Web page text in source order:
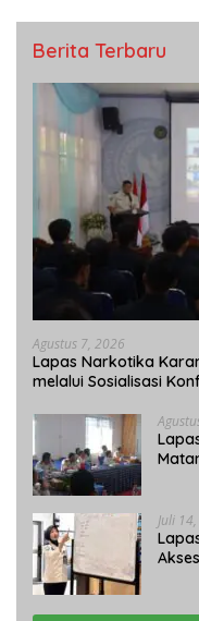
Berita Terbaru
Agustus 7, 2026
Lapas Narkotika
melalui Sosialisasi
Juli